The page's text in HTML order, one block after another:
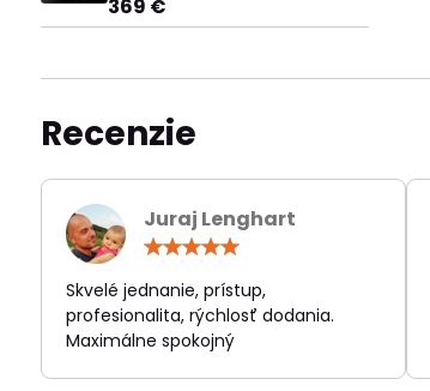
369 €
Recenzie
Juraj Lenghart
Skvelé jednanie, prístup,
profesionalita, rýchlosť dodania.
Maximálne spokojný